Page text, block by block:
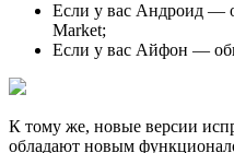
Если у вас Андроид —
Market;
Если у вас Айфон —
К тому же, новые версии
обладают новым